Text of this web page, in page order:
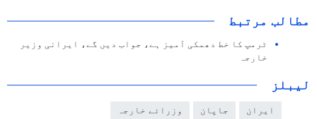
مطالب مرتبط
ٹرمپ کا خط دھمکی آمیز ہے، جواب دیں گے، ایرانی وزیر
خارجہ
لیبلز
ایران جاپان وزرائے خارجہ